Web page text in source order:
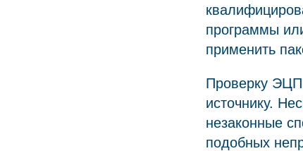
программы
применить
Проверку ЭЦП
источнику.
незаконные
подобных